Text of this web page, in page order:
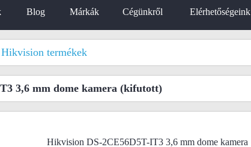
Blog Márkák Cégünkről Elérhetőségeink
termékek
3,6 mm dome kamera (kifutott)
Hikvision DS-2CE56D5T-IT3 3,6 mm dome kamera